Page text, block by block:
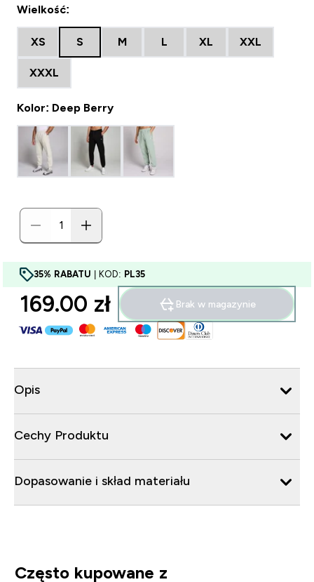
Wielkość:
XS S M L XL XXL
XXXL
Kolor: Deep Berry
35% RABATU | KOD: PL35
169.00 zł‎ Brak w magazynie
Opis
Cechy Produktu
Dopasowanie i skład materiału
Często kupowane z